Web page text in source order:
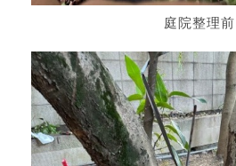
庭院整理前